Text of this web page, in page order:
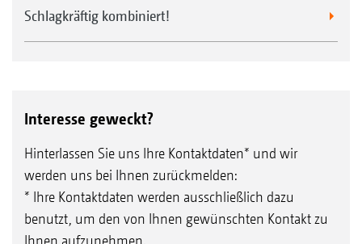
Schlagkräftig kombiniert!
Interesse geweckt?
Hinterlassen Sie uns Ihre Kontaktdaten* und wir
werden uns bei Ihnen zurückmelden:
* Ihre Kontaktdaten werden ausschließlich dazu
benutzt, um den von Ihnen gewünschten Kontakt zu
Ihnen aufzunehmen.